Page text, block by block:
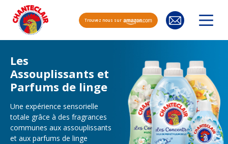
Trouvez nous sur
Les
Assouplissants et
Parfums de linge
Une expérience sensorielle
totale grâce à des fragrances
communes aux assouplissants
et aux parfums de linge